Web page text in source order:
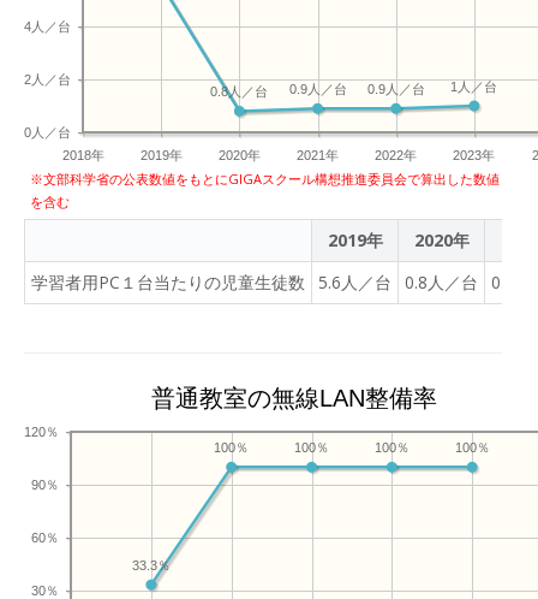
2018年 2019年 2020年 2021年 2022年 2023年
0人／台
2人／台
4人／台
1人／台
0.9人／台
0.9人／台
0.8人／台
※文部科学省の公表数値をもとにGIGAスクール構想推進委員会で算出した数値
を含む
2019年 2020年
学習者用PC１台当たりの児童生徒数
5.6人／台 0.8人／台 0.9人
普通教室の無線LAN整備率
30％
60％
90％
120％
100％
100％
100％
100％
33.3％